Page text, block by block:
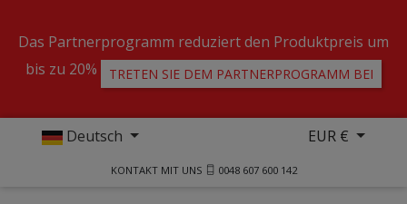
Das Partnerprogramm reduziert den Produktpreis um
bis zu 20%
TRETEN SIE DEM PARTNERPROGRAMM BEI
Deutsch EUR €
KONTAKT MIT UNS 0048 607 600 142